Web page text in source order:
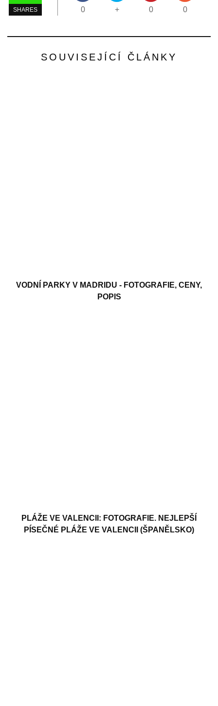
SHARES 0 + 0 0
SOUVISEJÍCÍ ČLÁNKY
VODNÍ PARKY V MADRIDU - FOTOGRAFIE, CENY,
POPIS
PLÁŽE VE VALENCII: FOTOGRAFIE. NEJLEPŠÍ
PÍSEČNÉ PLÁŽE VE VALENCII (ŠPANĚLSKO)